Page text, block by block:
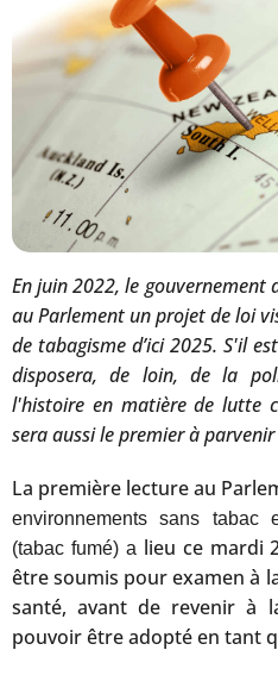
En juin 2022, le gouvernement
au Parlement un projet de loi
de tabagisme d’ici 2025. S'il
disposera, de loin, de la
l'histoire en matière de lutte
sera aussi le premier à
La première lecture au
environnements sans tabac
(tabac fumé) alieu ce mardi
être soumis pour examen à
santé, avant de revenir à
pouvoir être adopté en tant